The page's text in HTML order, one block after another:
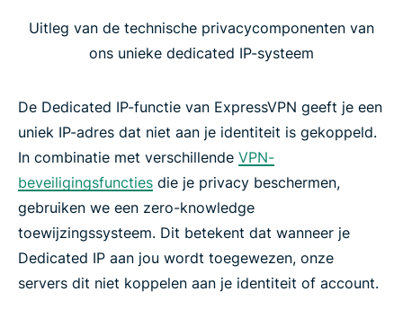
Uitleg van de technische privacycomponenten van
ons unieke dedicated IP-systeem
De Dedicated IP-functie van ExpressVPN geeft je een
uniek IP-adres dat niet aan je identiteit is gekoppeld.
In combinatie met verschillende VPN-
beveiligingsfuncties die je privacy beschermen,
gebruiken we een zero-knowledge
toewijzingssysteem. Dit betekent dat wanneer je
Dedicated IP aan jou wordt toegewezen, onze
servers dit niet koppelen aan je identiteit of account.